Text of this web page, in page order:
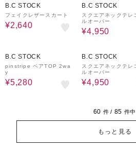
B.C STOCK
フェイクレザースカート
¥2,640
B.C STOCK
スクエアネックテレ
ルオーバー
¥4,950
B.C STOCK
pinstripe ベアTOP 2wa
y
¥5,280
B.C STOCK
スクエアネックテレ
ルオーバー
¥4,950
60 件 / 85 件中
もっと見る